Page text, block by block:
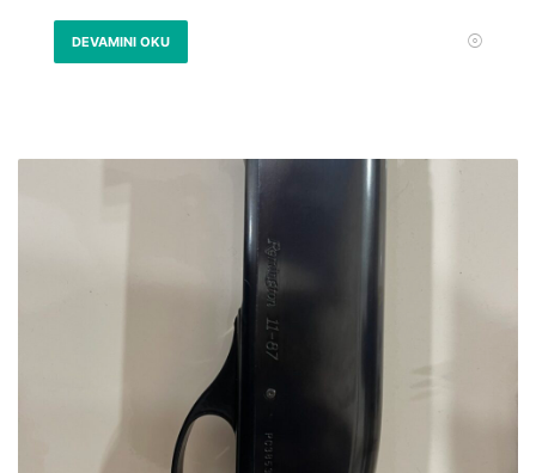
DEVAMINI OKU